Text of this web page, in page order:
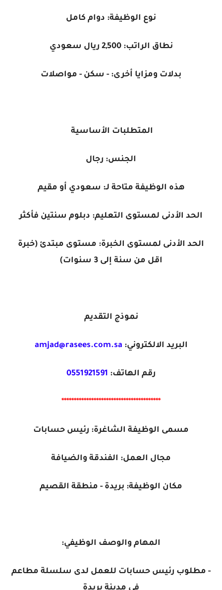
نوع الوظيفة: دوام كامل
نطاق الراتب: 2,500 ريال سعودي
بدلات ومزايا أخرى: - سكن - مواصلات
المتطلبات الأساسية
الجنس: رجال
هذه الوظيفة متاحة لـ: سعودي أو مقيم
الحد الأدنى لمستوى التعليم: دبلوم سنتين فأكثر
الحد الأدنى لمستوى الخبرة: مستوى مبتدئ (خبرة
اقل من سنة إلى 3 سنوات)
نموذج التقديم
البريد الالكتروني: amjad@rasees.com.sa
رقم الهاتف: 0551921591
****************************************
مسمى الوظيفة الشاغرة: رئيس حسابات
مجال العمل: الفندقة والضيافة
مكان الوظيفة: بريدة - منطقة القصيم
المهام والوصف الوظيفي:
- مطلوب رئيس حسابات للعمل لدى سلسلة مطاعم
في مدينة بريدة